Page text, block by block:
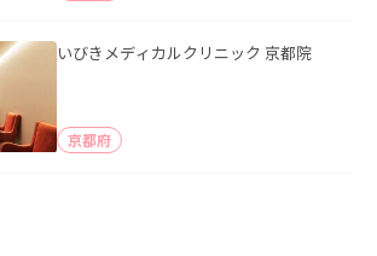
いびきメディカルクリニック 京都院
京都府